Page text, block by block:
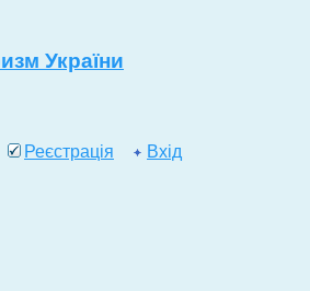
України
Реєстрація Вхід